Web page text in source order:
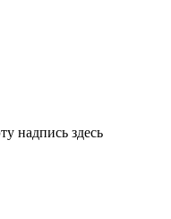
надпись здесь